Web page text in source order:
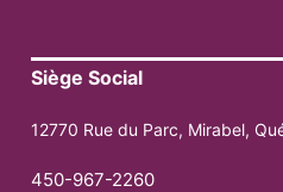
Siège Social
12770 Rue du Parc, Mirabel,
450-967-2260